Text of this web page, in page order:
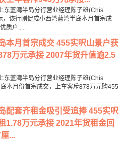
东蓝湾半岛分行营业经理陈子雄(Chis
，该行刚促成小西湾蓝湾半岛本月首宗成
质户.....
本月首宗成交 455实呎山景户获
万元承接 2007年货升值逾2.5
东蓝湾半岛分行营业经理陈子雄(Chis
本月份首宗成交，上车客斥878万元购455
配套齐租金吸引受追捧 455实呎
1.78万元承接 2021年货租金回
...